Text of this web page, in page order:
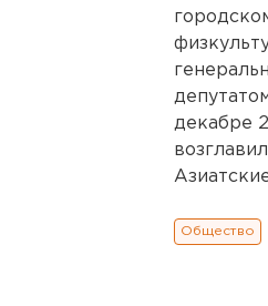
декабре
Общество